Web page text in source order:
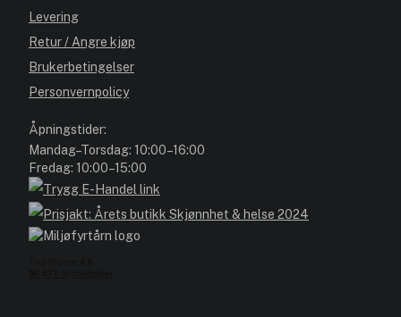
Levering
Retur / Angre kjøp
Brukerbetingelser
Personvernpolicy
Åpningstider:
Mandag–Torsdag: 10:00–16:00
Fredag: 10:00–15:00